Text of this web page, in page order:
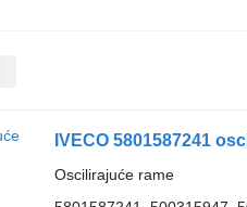
IVECO 5801587241
Oscilirajuće rame